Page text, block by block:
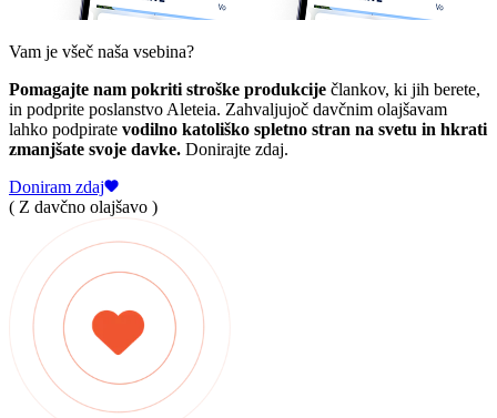
Vam je všeč naša vsebina?
Pomagajte nam pokriti stroške produkcije člankov, ki jih berete,
in podprite poslanstvo Aleteia. Zahvaljujoč davčnim olajšavam
lahko podpirate vodilno katoliško spletno stran na svetu in hkrati
zmanjšate svoje davke. Donirajte zdaj.
Doniram zdaj
( Z davčno olajšavo )